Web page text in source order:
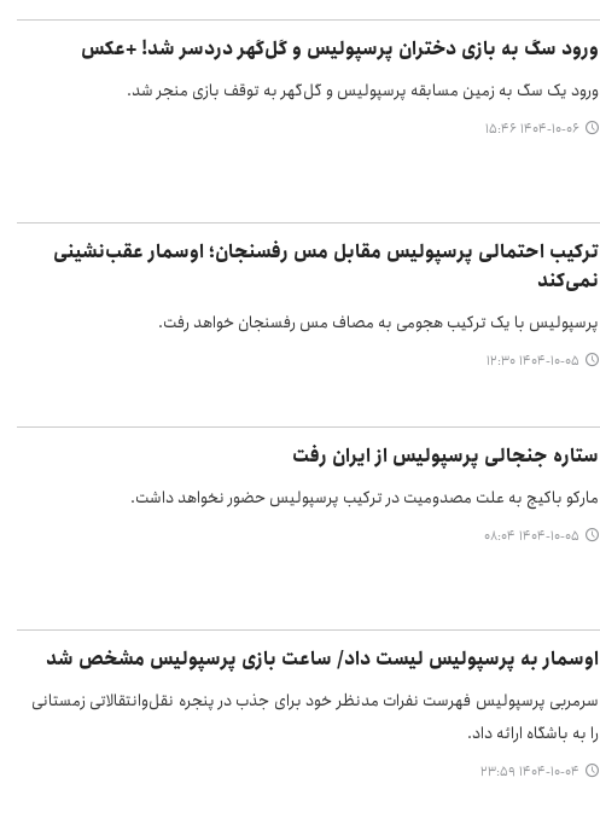
ورود سگ به بازی دختران پرسپولیس و گل‌گهر دردسر شد! +عکس
ورود یک سگ به زمین مسابقه پرسپولیس و گل‌گهر به توقف بازی منجر شد.
۱۴۰۴-۱۰-۰۶ ۱۵:۴۶
ترکیب احتمالی پرسپولیس مقابل مس رفسنجان؛ اوسمار عقب‌نشینی
نمی‌کند
پرسپولیس با یک ترکیب هجومی به مصاف مس رفسنجان خواهد رفت.
۱۴۰۴-۱۰-۰۵ ۱۲:۳۰
ستاره جنجالی پرسپولیس از ایران رفت
مارکو باکیچ به علت مصدومیت در ترکیب پرسپولیس حضور نخواهد داشت.
۱۴۰۴-۱۰-۰۵ ۰۸:۰۴
اوسمار به پرسپولیس لیست داد/ ساعت بازی پرسپولیس مشخص شد
سرمربی پرسپولیس فهرست نفرات مدنظر خود برای جذب در پنجره نقل‌وانتقالاتی زمستانی
را به باشگاه ارائه داد.
۱۴۰۴-۱۰-۰۴ ۲۳:۵۹